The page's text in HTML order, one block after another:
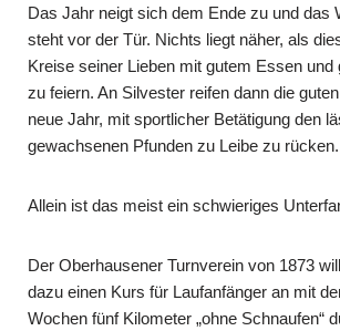
Das Jahr neigt sich dem Ende zu und das
steht vor der Tür. Nichts liegt näher, als
Kreise seiner Lieben mit gutem Essen und
zu feiern. An Silvester reifen dann die
neue Jahr, mit sportlicher Betätigung den
gewachsenen Pfunden zu Leibe zu rücken.
Allein ist das meist ein schwieriges
Der Oberhausener Turnverein von 1873
dazu einen Kurs für Laufanfänger an mit
Wochen fünf Kilometer „ohne Schnau­fen“